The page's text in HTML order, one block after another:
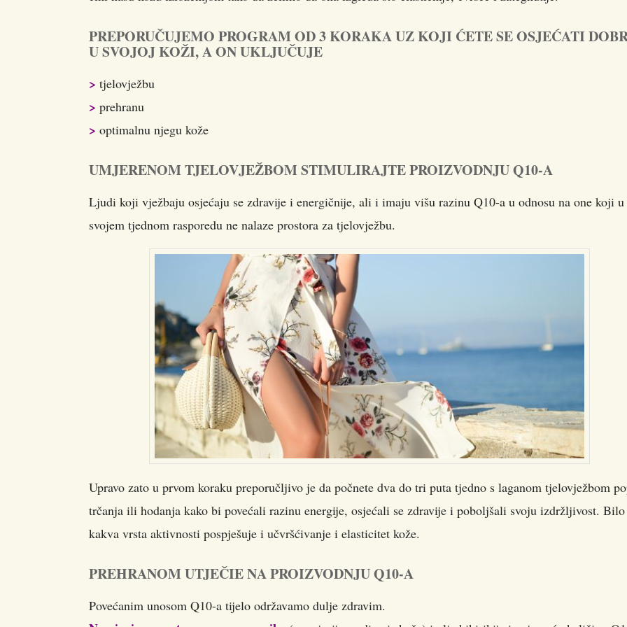
PREPORUČUJEMO PROGRAM OD 3 KORAKA UZ KOJI ĆETE SE OSJEĆATI
U SVOJOJ KOŽI, A ON UKLJUČUJE
> tjelovježbu
> prehranu
> optimalnu njegu kože
UMJERENOM TJELOVJEŽBOM STIMULIRAJTE PROIZVODNJU Q10-A
Ljudi koji vježbaju osjećaju se zdravije i energičnije, ali i imaju višu razinu Q10-a u odnosu na one koji u
svojem tjednom rasporedu ne nalaze prostora za tjelovježbu.
Upravo zato u prvom koraku preporučljivo je da počnete dva do tri puta tjedno s laganom tjelovježbom
trčanja ili hodanja kako bi povećali razinu energije, osjećali se zdravije i poboljšali svoju izdržljivost. Bilo
kakva vrsta aktivnosti pospješuje i učvršćivanje i elasticitet kože.
PREHRANOM UTJEČIE NA PROIZVODNJU Q10-A
Povećanim unosom Q10-a tijelo održavamo dulje zdravim.